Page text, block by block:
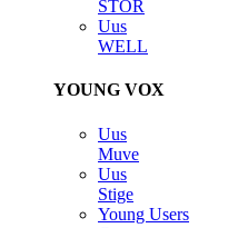
STOR
Uus
WELL
YOUNG VOX
Uus
Muve
Uus
Stige
Young Users